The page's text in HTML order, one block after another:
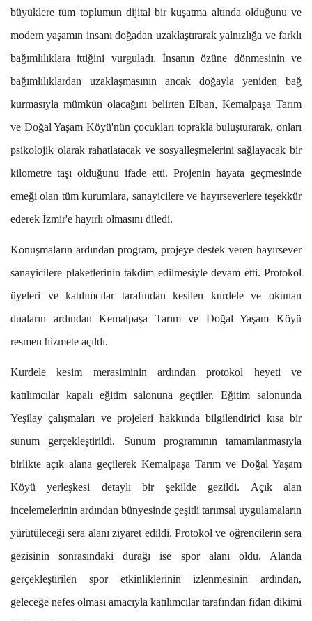
büyüklere tüm toplumun dijital bir kuşatma altında olduğunu ve
modern yaşamın insanı doğadan uzaklaştırarak yalnızlığa ve farklı
bağımlılıklara ittiğini vurguladı. İnsanın özüne dönmesinin ve
bağımlılıklardan uzaklaşmasının ancak doğayla yeniden bağ
kurmasıyla mümkün olacağını belirten Elban, Kemalpaşa Tarım
ve Doğal Yaşam Köyü'nün çocukları toprakla buluşturarak, onları
psikolojik olarak rahatlatacak ve sosyalleşmelerini sağlayacak bir
kilometre taşı olduğunu ifade etti. Projenin hayata geçmesinde
emeği olan tüm kurumlara, sanayicilere ve hayırseverlere teşekkür
ederek İzmir'e hayırlı olmasını diledi.
Konuşmaların ardından program, projeye destek veren hayırsever
sanayicilere plaketlerinin takdim edilmesiyle devam etti. Protokol
üyeleri ve katılımcılar tarafından kesilen kurdele ve okunan
duaların ardından Kemalpaşa Tarım ve Doğal Yaşam Köyü
resmen hizmete açıldı.
Kurdele kesim merasiminin ardından protokol heyeti ve
katılımcılar kapalı eğitim salonuna geçtiler. Eğitim salonunda
Yeşilay çalışmaları ve projeleri hakkında bilgilendirici kısa bir
sunum gerçekleştirildi. Sunum programının tamamlanmasıyla
birlikte açık alana geçilerek Kemalpaşa Tarım ve Doğal Yaşam
Köyü yerleşkesi detaylı bir şekilde gezildi. Açık alan
incelemelerinin ardından bünyesinde çeşitli tarımsal uygulamaların
yürütüleceği sera alanı ziyaret edildi. Protokol ve öğrencilerin sera
gezisinin sonrasındaki durağı ise spor alanı oldu. Alanda
gerçekleştirilen spor etkinliklerinin izlenmesinin ardından,
geleceğe nefes olması amacıyla katılımcılar tarafından fidan dikimi